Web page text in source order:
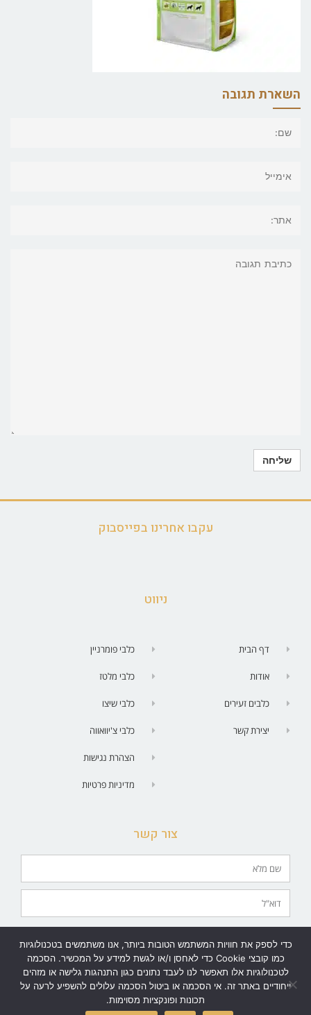
השארת תגובה
עקבו אחרינו בפייסבוק
ניווט
דף הבית
אודות
כלבים זעירים
יצירת קשר
כלבי פומרניין
כלבי מלטז
כלבי שיצו
כלבי צ'יוואווה
הצהרת נגישות
מדיניות פרטיות
צור קשר
שלח
כדי לספק את חוויות המשתמש הטובות ביותר, אנו משתמשים בטכנולוגיות
כמו קובצי Cookie כדי לאחסן ו/או לגשת למידע על המכשיר. הסכמה
לטכנולוגיות אלו תאפשר לנו לעבד נתונים כגון התנהגות גלישה או מזהים
ייחודיים באתר זה. אי הסכמה או ביטול הסכמה עלולים להשפיע לרעה על
תכונות ופונקציות מסוימות.